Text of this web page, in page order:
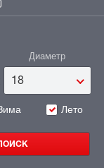
Диаметр
18
Лето